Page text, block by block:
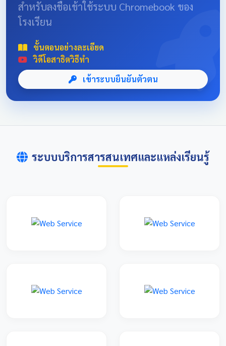
center; font-family: 'Sarabun', sans-serif; padding: 20px;
max-width: 800px; margin: 0 auto; } 📌 ข่าวประชาสัมพันธ์
แข่งขันและดูรายละเอียดเพิ่มเติม การแข่งขันศิลปหัตถกรรม
นักเรียนครั้งที่ 73 โซนอุบลเหนือ จังหวัดอุบลราชธานี
สำหรับลงชื่อเข้าใช้ระบบ Chromebook ของ
โรงเรียน
ขั้นตอนอย่างละเอียด
วิดีโอสาธิตวิธีทำ
เข้าระบบยืนยันตัวตน
ระบบบริการสารสนเทศและแหล่งเรียนรู้